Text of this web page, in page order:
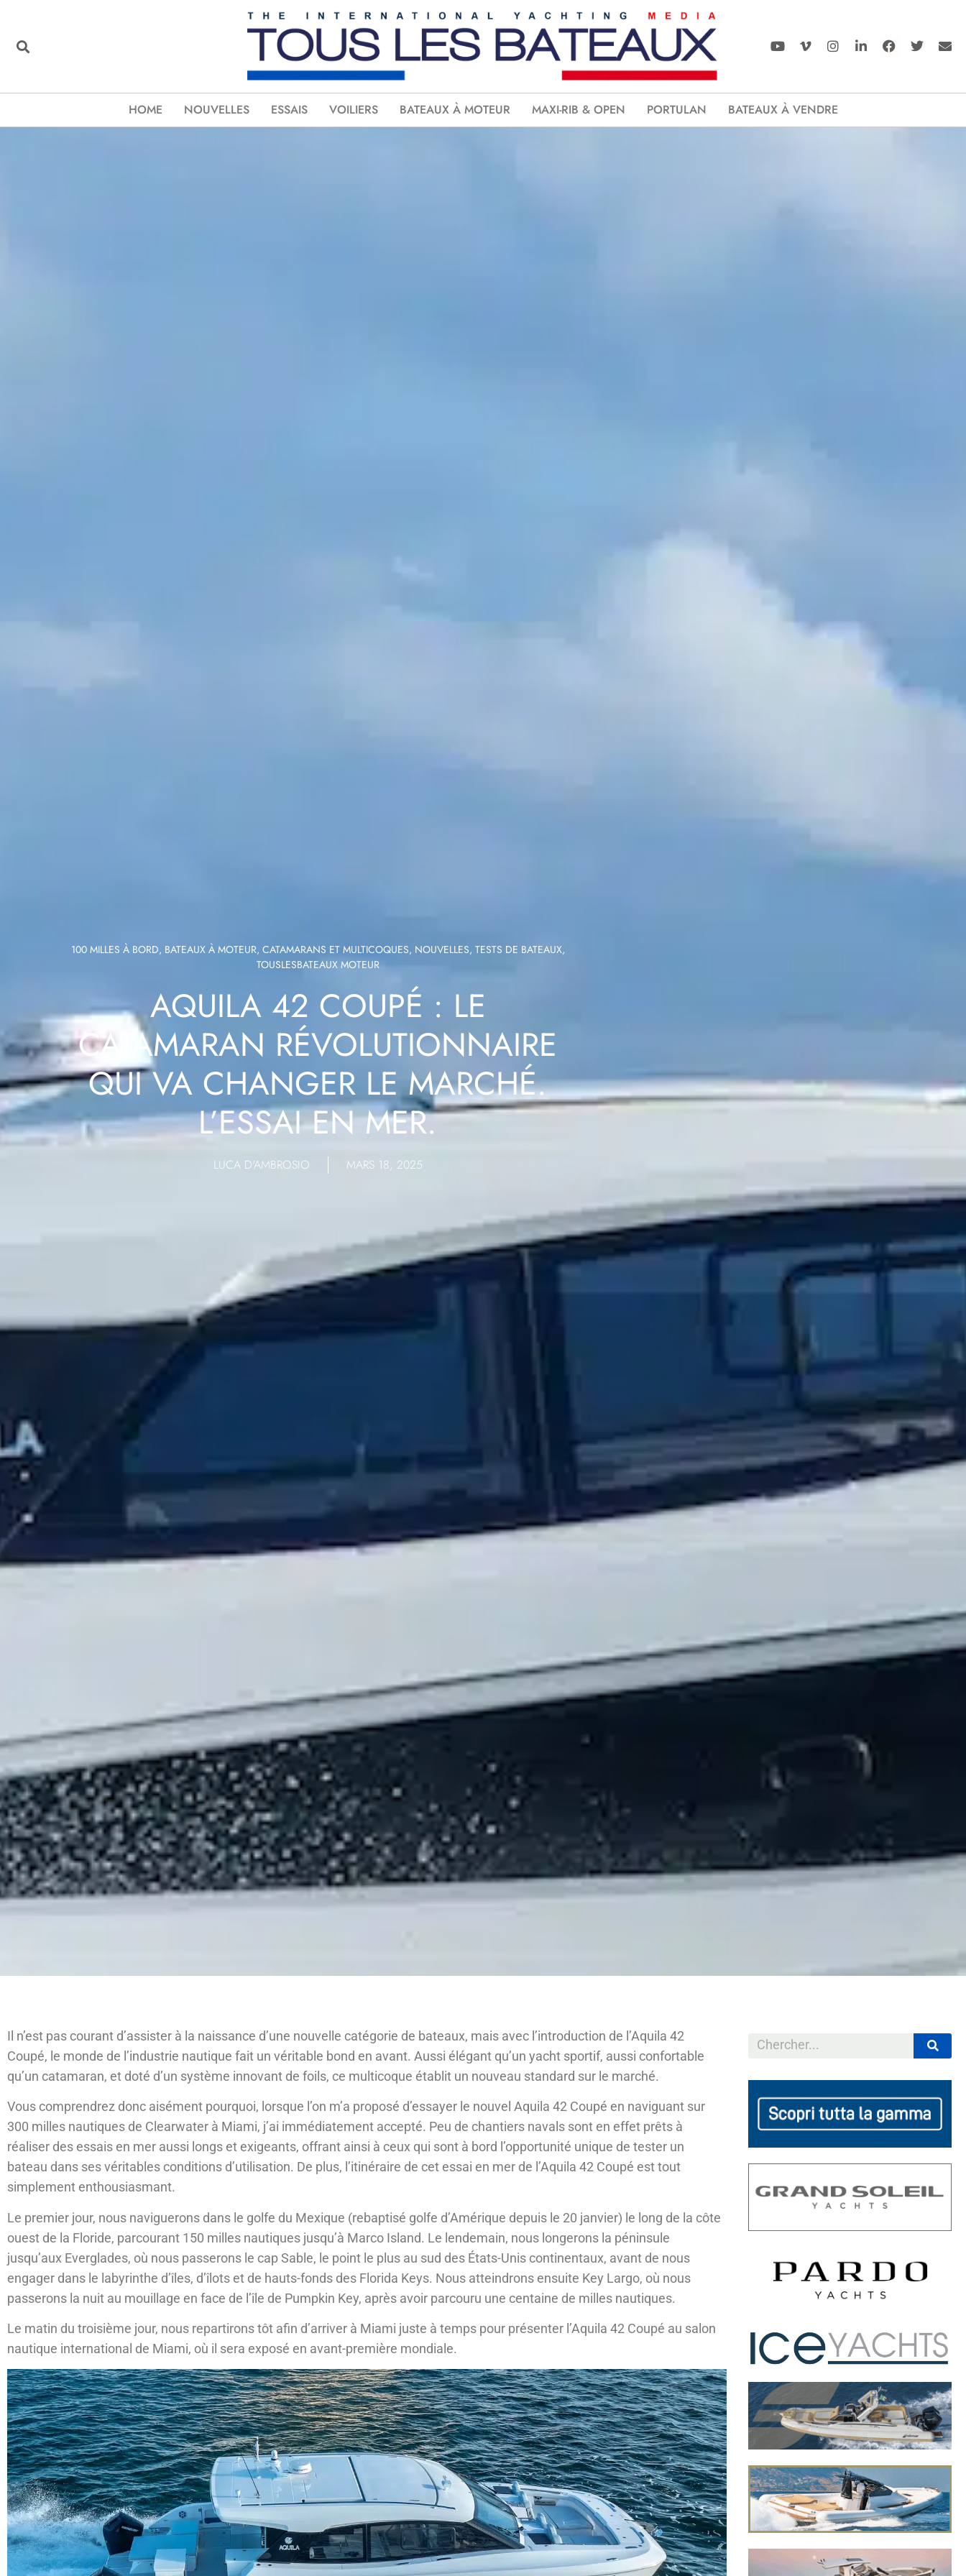
HOME NOUVELLES ESSAIS VOILIERS BATEAUX À MOTEUR MAXI-RIB & OPEN PORTULAN BATEAUX À VENDRE
100 MILLES À BORD, BATEAUX À MOTEUR, CATAMARANS ET MULTICOQUES, NOUVELLES, TESTS DE BATEAUX,
TOUSLESBATEAUX MOTEUR
AQUILA 42 COUPÉ : LE
CATAMARAN RÉVOLUTIONNAIRE
QUI VA CHANGER LE MARCHÉ.
L’ESSAI EN MER.
LUCA D'AMBROSIO MARS 18, 2025
Il n’est pas courant d’assister à la naissance d’une nouvelle catégorie de bateaux, mais avec l’introduction de l’Aquila 42
Coupé, le monde de l’industrie nautique fait un véritable bond en avant. Aussi élégant qu’un yacht sportif, aussi confortable
qu’un catamaran, et doté d’un système innovant de foils, ce multicoque établit un nouveau standard sur le marché.
Vous comprendrez donc aisément pourquoi, lorsque l’on m’a proposé d’essayer le nouvel Aquila 42 Coupé en naviguant sur
300 milles nautiques de Clearwater à Miami, j’ai immédiatement accepté. Peu de chantiers navals sont en effet prêts à
réaliser des essais en mer aussi longs et exigeants, offrant ainsi à ceux qui sont à bord l’opportunité unique de tester un
bateau dans ses véritables conditions d’utilisation. De plus, l’itinéraire de cet essai en mer de l’Aquila 42 Coupé est tout
simplement enthousiasmant.
Le premier jour, nous naviguerons dans le golfe du Mexique (rebaptisé golfe d’Amérique depuis le 20 janvier) le long de la côte
ouest de la Floride, parcourant 150 milles nautiques jusqu’à Marco Island. Le lendemain, nous longerons la péninsule
jusqu’aux Everglades, où nous passerons le cap Sable, le point le plus au sud des États-Unis continentaux, avant de nous
engager dans le labyrinthe d’îles, d’îlots et de hauts-fonds des Florida Keys. Nous atteindrons ensuite Key Largo, où nous
passerons la nuit au mouillage en face de l’île de Pumpkin Key, après avoir parcouru une centaine de milles nautiques.
Le matin du troisième jour, nous repartirons tôt afin d’arriver à Miami juste à temps pour présenter l’Aquila 42 Coupé au salon
nautique international de Miami, où il sera exposé en avant-première mondiale.